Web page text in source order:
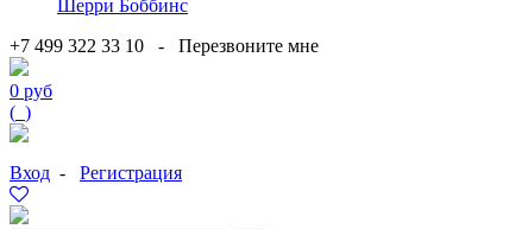
Шерри Боббинс
+7 499 322 33 10 - Перезвоните мне
0 руб
( )
Вход - Регистрация